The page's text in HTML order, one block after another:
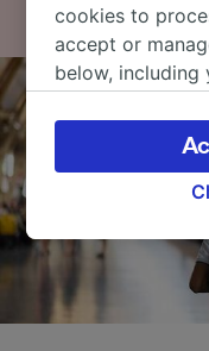
cookies to
accept or
below,
the privacy
signaled to our
browsing data.
track you.
We and our
Use precise